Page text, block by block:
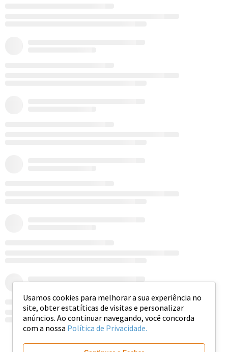
Usamos cookies para melhorar a sua experiência no
site, obter estatíticas de visitas e personalizar
anúncios. Ao continuar navegando, você concorda
com a nossa Política de Privacidade.